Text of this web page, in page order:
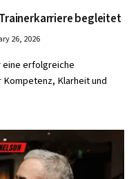
begleitet
26, 2026
eine erfolgreiche
Klarheit und